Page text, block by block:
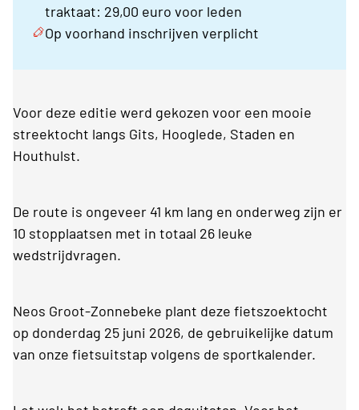
traktaat: 29,00 euro voor leden
Op voorhand inschrijven verplicht
Voor deze editie werd gekozen voor een mooie
streektocht langs Gits, Hooglede, Staden en
Houthulst.
De route is ongeveer 41 km lang en onderweg zijn er
10 stopplaatsen met in totaal 26 leuke
wedstrijdvragen.
Neos Groot-Zonnebeke plant deze fietszoektocht
op donderdag 25 juni 2026, de gebruikelijke datum
van onze fietsuitstap volgens de sportkalender.